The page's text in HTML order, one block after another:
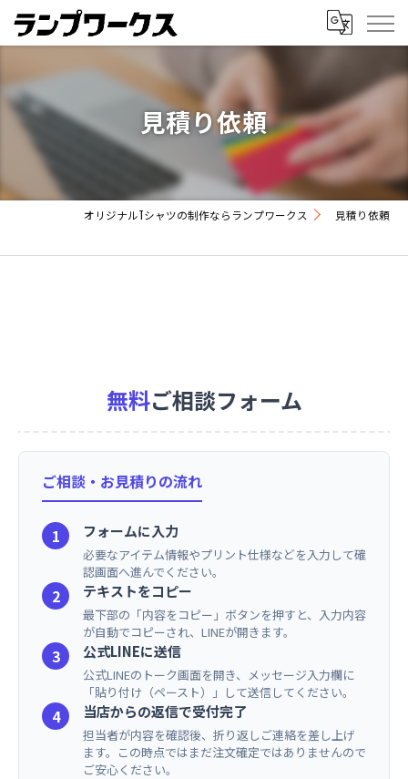
見積り依頼
オリジナルTシャツの制作ならランプワークス 見積り依頼
無料ご相談フォーム
ご相談・お見積りの流れ
1 フォームに入力
必要なアイテム情報やプリント仕様などを入力して確
認画面へ進んでください。
2 テキストをコピー
最下部の「内容をコピー」ボタンを押すと、入力内容
が自動でコピーされ、LINEが開きます。
3 公式LINEに送信
公式LINEのトーク画面を開き、メッセージ入力欄に
「貼り付け（ペースト）」して送信してください。
4 当店からの返信で受付完了
担当者が内容を確認後、折り返しご連絡を差し上げ
ます。この時点ではまだ注文確定ではありませんので
ご安心ください。